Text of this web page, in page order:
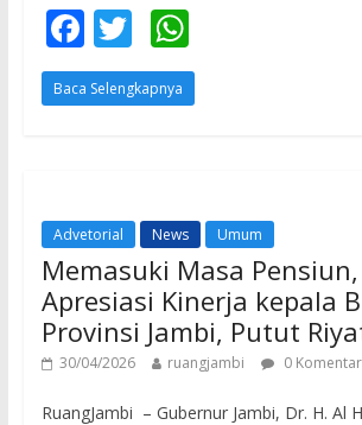
F
ac
e
o
k
T
w
itt
W
h
at
p
p
Baca Selengkapnya
Advetorial News Umum
Memasuki Masa
Apresiasi Kinerja kepala
Provinsi Jambi, Putut
30/04/2026 ruangjambi 0 Komentar
RuangJambi – Gubernur Jambi, Dr. H. Al